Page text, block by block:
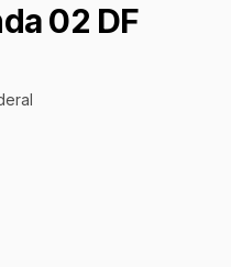
02 DF